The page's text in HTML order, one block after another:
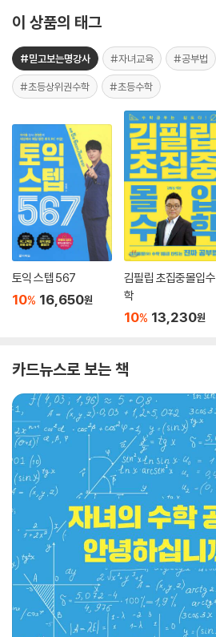
이 상품의 태그
#믿고보는명강사 #자녀교육 #공부법
#초등상위권수학 #초등수학
토익 스텝 567
10% 16,650원
김필립 초집중몰입수
학
10% 13,230원
카드뉴스로 보는 책